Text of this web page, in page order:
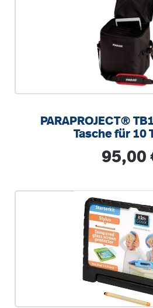
PARAPROJECT®
Tasche für 10
Regulärer
95,00